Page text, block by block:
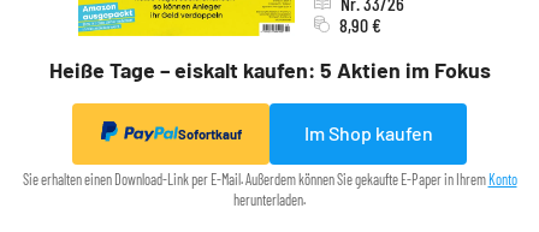
Heiße Tage – eiskalt kaufen: 5 Aktien im Fokus
8,90 €
Sofortkauf Im Shop kaufen
Sie erhalten einen Download-Link per E-Mail. Außerdem können Sie gekaufte E-Paper in IhremKonto
herunterladen.